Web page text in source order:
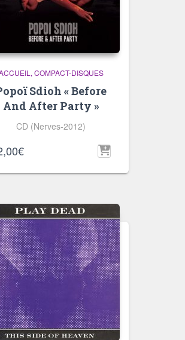
COMPACT-DISQUES
Sdioh « Before
And After Party »
CD (Nerves-2012)
€